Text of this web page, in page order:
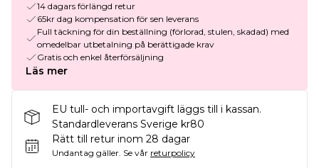
14 dagars förlängd retur
65kr dag kompensation för sen leverans
Full täckning för din beställning (förlorad, stulen, skadad) med
omedelbar utbetalning på berättigade krav
Gratis och enkel återförsäljning
Läs mer
EU tull- och importavgift läggs till i kassan.
Standardleverans Sverige kr80
Rätt till retur inom 28 dagar
Undantag gäller. Se vår returpolicy